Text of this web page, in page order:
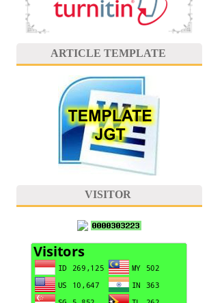
ARTICLE TEMPLATE
VISITOR